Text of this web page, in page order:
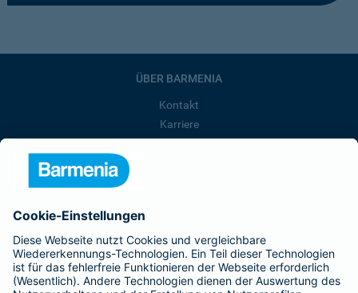
ÜBER BARMENIA
Kontakt
Karriere
Barmenia ist Teil der BarmeniaGothaer
BELIEBTE SEITEN
Kranken-Zusatzversicherung